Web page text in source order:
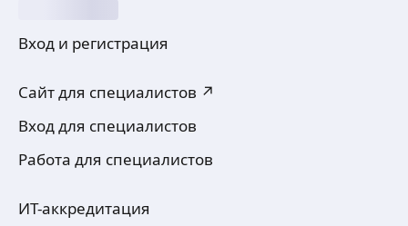
Вход и регистрация
Сайт для специалистов ↗
Вход для специалистов
Работа для специалистов
ИТ-аккредитация